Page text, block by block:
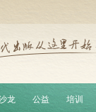
龙 公益
培训